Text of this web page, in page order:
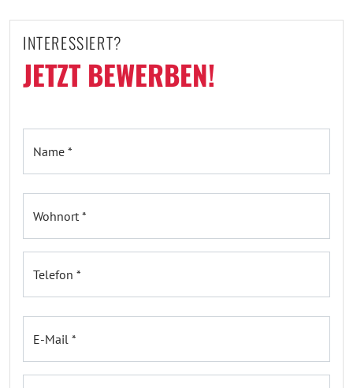
INTERESSIERT?
JETZT BEWERBEN!
Name *
Wohnort *
Telefon *
E-Mail *